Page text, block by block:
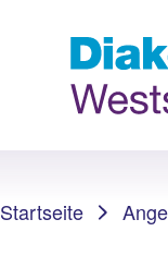
Startseite